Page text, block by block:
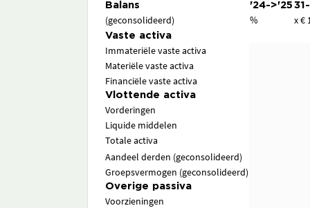
Balans '24->'25
(geconsolideerd) % x €
Vaste activa
Immateriële vaste activa
Materiële vaste activa
Financiële vaste activa
Vlottende activa
Vorderingen
Liquide middelen
Totale activa
Aandeel derden (geconsolideerd)
Groepsvermogen (geconsolideerd)
Overige passiva
Voorzieningen